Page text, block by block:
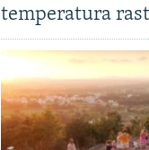
temperatura